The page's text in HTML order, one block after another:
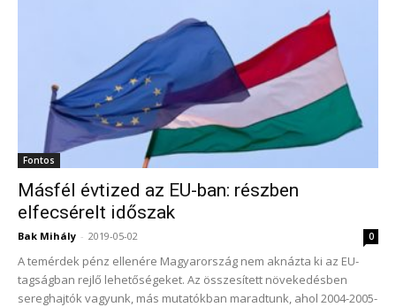
Fontos
Másfél évtized az EU-ban: részben
elfecsérelt időszak
Bak Mihály - 2019-05-02 0
A temérdek pénz ellenére Magyarország nem aknázta ki az EU-
tagságban rejlő lehetőségeket. Az összesített növekedésben
sereghajtók vagyunk, más mutatókban maradtunk, ahol 2004-2005-